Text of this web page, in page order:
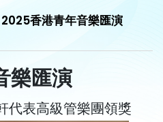
香港青年音樂匯演
樂匯演
代表高級管樂團領獎